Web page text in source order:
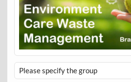
Please specify the group